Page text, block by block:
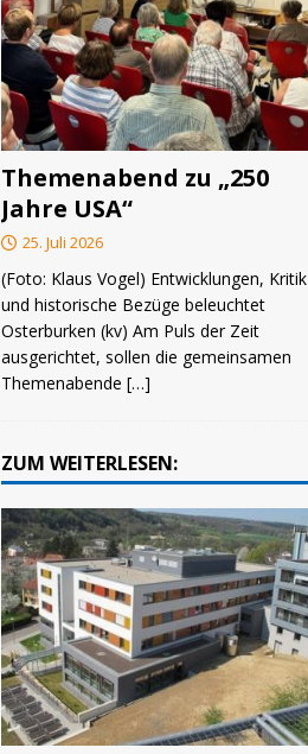
Themenabend zu „250
Jahre USA“
25. Juli 2026
(Foto: Klaus Vogel) Entwicklungen, Kritik
und historische Bezüge beleuchtet
Osterburken (kv) Am Puls der Zeit
ausgerichtet, sollen die gemeinsamen
Themenabende […]
ZUM WEITERLESEN: